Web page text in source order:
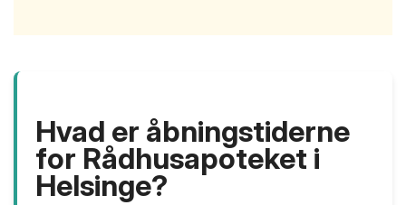
Hvad er åbningstiderne
for Rådhusapoteket i
Helsinge?